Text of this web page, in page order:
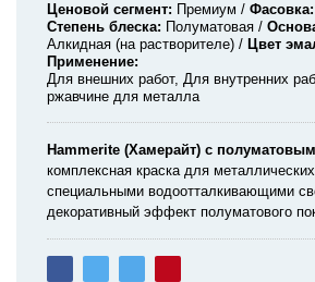
Ценовой сегмент Премиум Фасовка
Степень блеска
Полуматовая
Алкидная (на растворителе)
Цвет
Применение
Для внешних работ, Для внутренних
ржавчине для металла
Hammerite (Хамерайт) с
комплексная краска для
специальными водоотталкивающими
декоративный эффект полуматового